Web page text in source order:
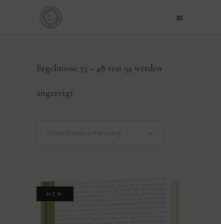
Ergebnisse 33 – 48 von 94 werden
angezeigt
Standardsortierung
NEW